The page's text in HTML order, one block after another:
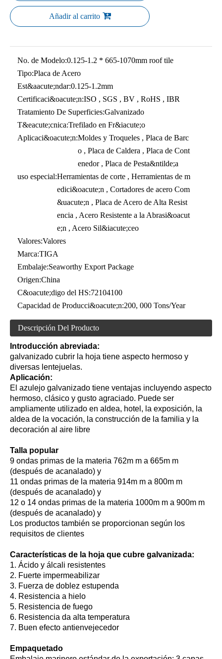
Añadir al carrito
No. de Modelo:0.125-1.2 * 665-1070mm roof tile
Tipo:Placa de Acero
Est&aacute;ndar:0.125-1.2mm
Certificaci&oacute;n:ISO , SGS , BV , RoHS , IBR
Tratamiento De Superficies:Galvanizado
T&eacute;cnica:Trefilado en Fr&iacute;o
Aplicaci&oacute;n:Moldes y Troqueles , Placa de Barc
o , Placa de Caldera , Placa de Cont
enedor , Placa de Pesta&ntilde;a
uso especial:Herramientas de corte , Herramientas de m
edici&oacute;n , Cortadores de acero Com
&uacute;n , Placa de Acero de Alta Resist
encia , Acero Resistente a la Abrasi&oacut
e;n , Acero Sil&iacute;ceo
Valores:Valores
Marca:TIGA
Embalaje:Seaworthy Export Package
Origen:China
C&oacute;digo del HS:72104100
Capacidad de Producci&oacute;n:200, 000 Tons/Year
Descripción Del Producto
Introducción abreviada:
galvanizado cubrir la hoja tiene aspecto hermoso y
diversas lentejuelas.
Aplicación:
El azulejo galvanizado tiene ventajas incluyendo aspecto
hermoso, clásico y gusto agraciado. Puede ser
ampliamente utilizado en aldea, hotel, la exposición, la
aldea de la vocación, la construcción de la familia y la
decoración al aire libre
Talla popular
9 ondas primas de la materia 762m m a 665m m
(después de acanalado) y
11 ondas primas de la materia 914m m a 800m m
(después de acanalado) y
12 o 14 ondas primas de la materia 1000m m a 900m m
(después de acanalado) y
Los productos también se proporcionan según los
requisitos de clientes
Características de la hoja que cubre galvanizada:
1. Ácido y álcali resistentes
2. Fuerte impermeabilizar
3. Fuerza de doblez estupenda
4. Resistencia a hielo
5. Resistencia de fuego
6. Resistencia da alta temperatura
7. Buen efecto antienvejecedor
Empaquetado